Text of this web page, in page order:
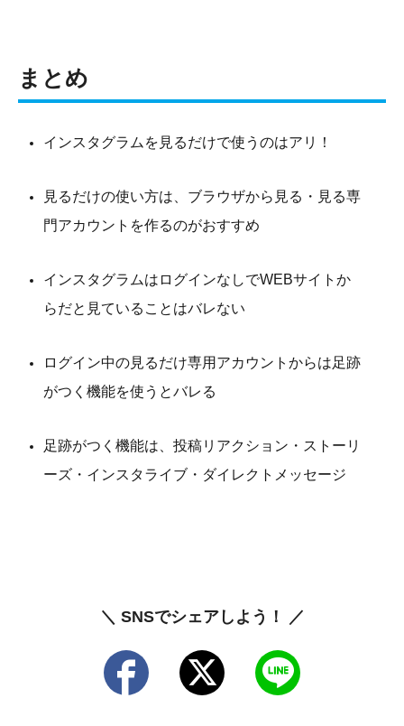
まとめ
インスタグラムを見るだけで使うのはアリ！
見るだけの使い方は、ブラウザから見る・見る専
門アカウントを作るのがおすすめ
インスタグラムはログインなしでWEBサイトか
らだと見ていることはバレない
ログイン中の見るだけ専用アカウントからは足跡
がつく機能を使うとバレる
足跡がつく機能は、投稿リアクション・ストーリ
ーズ・インスタライブ・ダイレクトメッセージ
＼ SNSでシェアしよう！ ／